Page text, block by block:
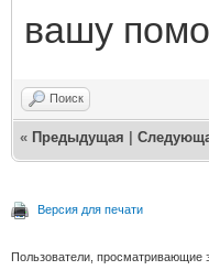
вашу
Поиск
« Предыдущая
Версия для печати
Пользователи, просматривающие